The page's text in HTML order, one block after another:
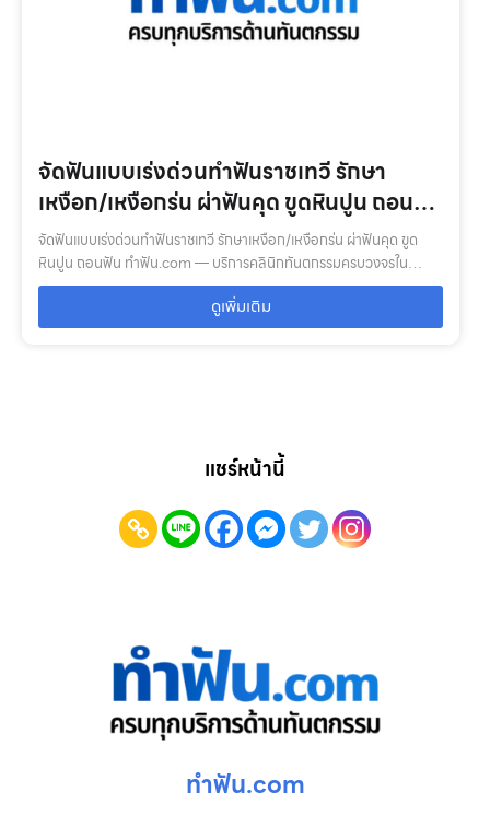
จัดฟันแบบเร่งด่วนทำฟันราชเทวี รักษา
เหงือก/เหงือกร่น ผ่าฟันคุด ขูดหินปูน ถอนฟัน
ทำฟัน.com
จัดฟันแบบเร่งด่วนทำฟันราชเทวี รักษาเหงือก/เหงือกร่น ผ่าฟันคุด ขูด
หินปูน ถอนฟัน ทำฟัน.com — บริการคลินิกทันตกรรมครบวงจรใน
กรุงเทพ–ปริมณฑล: ตรวจสุขภาพช่องปาก, จัดฟัน, รากฟันเทียม, ฟอกสี
ดูเพิ่มเติม
แชร์หน้านี้
ทําฟัน.com